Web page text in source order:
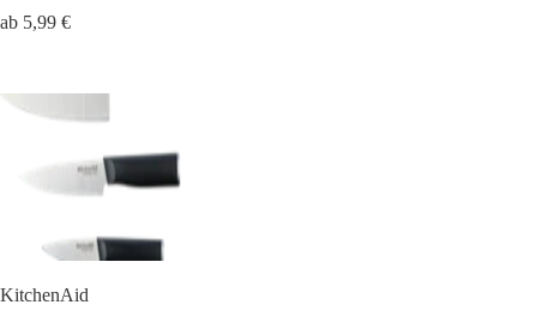
ab 5,99 €
KitchenAid